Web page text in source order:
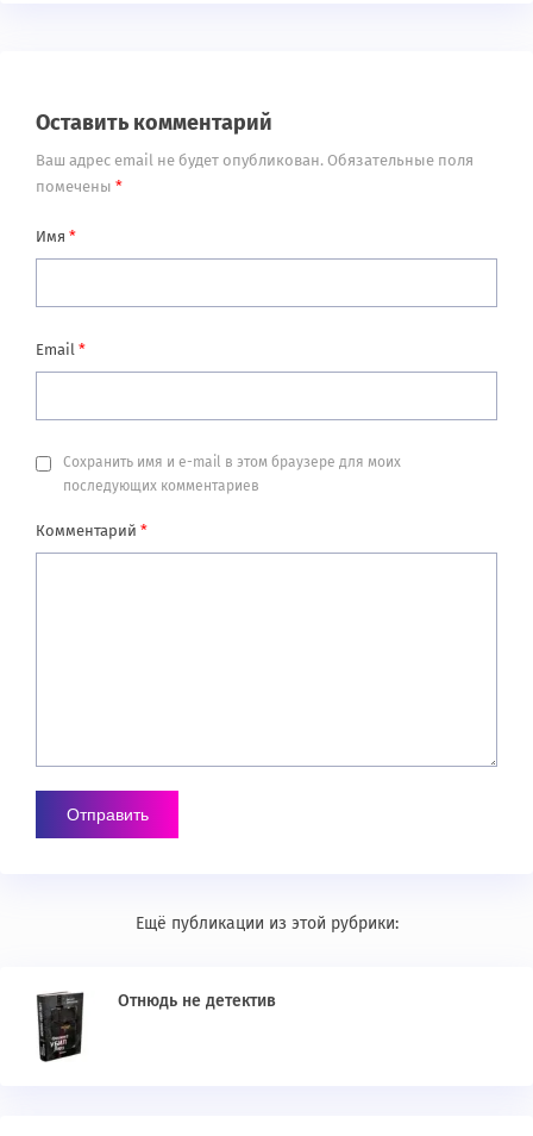
Оставить комментарий
Ваш адрес email не будет опубликован. Обязательные поля
помечены *
Имя *
Email *
Сохранить имя и e-mail в этом браузере для моих
последующих комментариев
Комментарий *
Ещё публикации из этой рубрики:
Отнюдь не детектив